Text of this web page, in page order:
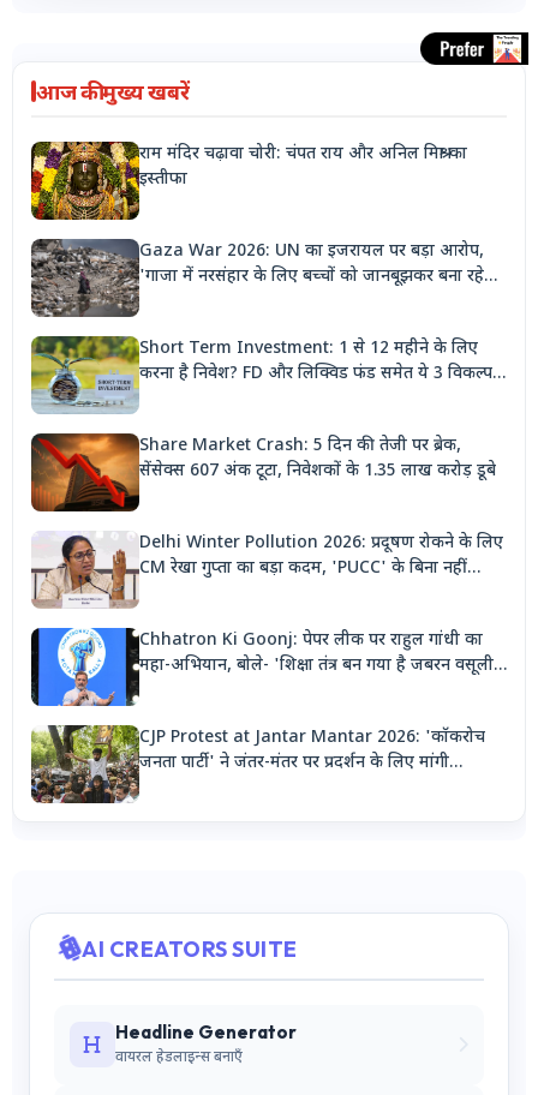
आज की मुख्य खबरें
राम मंदिर चढ़ावा चोरी: चंपत राय और अनिल मिश्रा का
इस्तीफा
Gaza War 2026: UN का इजरायल पर बड़ा आरोप,
'गाजा में नरसंहार के लिए बच्चों को जानबूझकर बना रहे
Short Term Investment: 1 से 12 महीने के लिए
करना है निवेश? FD और लिक्विड फंड समेत ये 3 विकल्प
Share Market Crash: 5 दिन की तेजी पर ब्रेक,
सेंसेक्स 607 अंक टूटा, निवेशकों के 1.35 लाख करोड़ डूबे
Delhi Winter Pollution 2026: प्रदूषण रोकने के लिए
CM रेखा गुप्ता का बड़ा कदम, 'PUCC' के बिना नहीं
Chhatron Ki Goonj: पेपर लीक पर राहुल गांधी का
महा-अभियान, बोले- 'शिक्षा तंत्र बन गया है जबरन वसूली
CJP Protest at Jantar Mantar 2026: 'कॉकरोच
जनता पार्टी' ने जंतर-मंतर पर प्रदर्शन के लिए मांगी
AI CREATORS SUITE
Headline Generator
वायरल हेडलाइन्स बनाएँ